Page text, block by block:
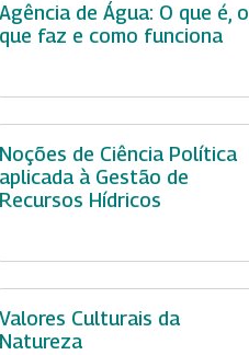
Agência de Água: O que é, o
que faz e como funciona
Noções de Ciência Política
aplicada à Gestão de
Recursos Hídricos
Valores Culturais da
Natureza